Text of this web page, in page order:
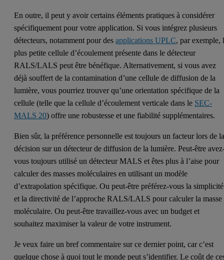
En outre, il peut y avoir certains éléments pratiques à considérer
spécifiquement pour votre application. Si vous intégrez plusieurs
détecteurs, notamment pour desapplications UPLC, par exemple,
plus petite cellule d’écoulement présente dans le détecteur
RALS/LALS peut être bénéfique. Alternativement, si vous avez
déjà souffert de la contamination d’une cellule de diffusion de la
lumière, vous pourriez trouver qu’une orientation spécifique de la
cellule (telle que la cellule d’écoulement verticale dans le SEC-
MALS 20) offre une robustesse et une fiabilité supplémentaires.
Bien sûr, la préférence personnelle est toujours un facteur lors de
décision sur un détecteur de diffusion de la lumière. Peut-être
vous toujours utilisé un détecteur MALS et êtes plus à l’aise pour
calculer des masses moléculaires en utilisant un modèle
d’extrapolation spécifique. Ou peut-être préférez-vous la simplicité
et la directivité de l’approche RALS/LALS pour calculer la masse
moléculaire. Ou peut-être travaillez-vous avec un budget et
souhaitez maximiser la valeur de votre instrument.
Je veux faire un bref commentaire sur ce dernier point, car c’est
quelque chose à quoi tout le monde peut s’identifier. Le coût de